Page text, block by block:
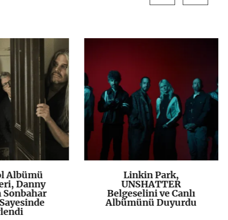
+
Albümü
Danny
Sonbahar
K+
Linkin Park,
UNSHATTER
Belgeselini ve Canlı
Albümünü Duyurdu